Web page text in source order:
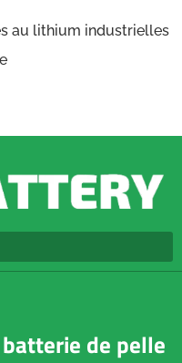
au lithium industrielles
de pelle